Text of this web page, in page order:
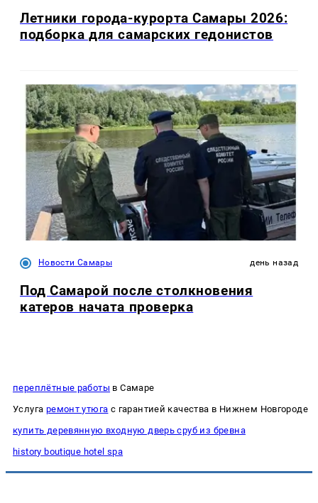
Летники города-курорта Самары 2026:
подборка для самарских гедонистов
Новости Самары день назад
Под Самарой после столкновения
катеров начата проверка
переплётные работы в Самаре
Услуга ремонт утюга с гарантией качества в Нижнем Новгороде
купить деревянную входную дверь сруб из бревна
history boutique hotel spa